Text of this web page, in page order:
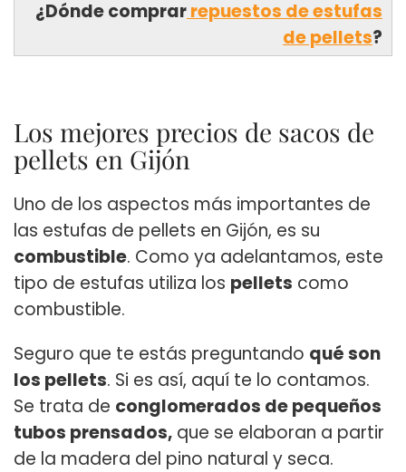
¿Dónde comprarrepuestos de estufas
de pellets?
Los mejores precios de sacos de
pellets en Gijón
Uno de los aspectos más importantes de
las estufas de pellets en Gijón, es su
combustible. Como ya adelantamos, este
tipo de estufas utiliza los pellets como
combustible.
Seguro que te estás preguntando qué son
los pellets. Si es así, aquí te lo contamos.
Se trata de conglomerados de pequeños
tubos prensados, que se elaboran a partir
de la madera del pino natural y seca.